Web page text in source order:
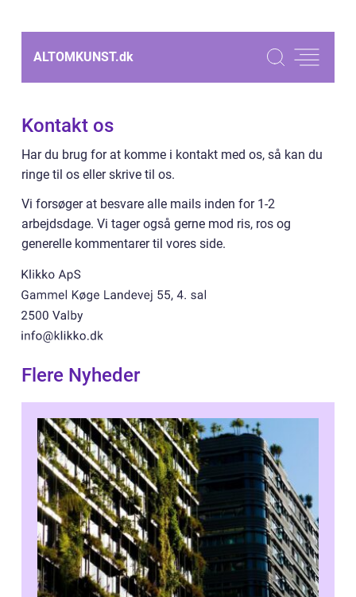
ALTOMKUNST.dk
Kontakt os
Har du brug for at komme i kontakt med os, så kan du
ringe til os eller skrive til os.
Vi forsøger at besvare alle mails inden for 1-2
arbejdsdage. Vi tager også gerne mod ris, ros og
generelle kommentarer til vores side.
Flere Nyheder